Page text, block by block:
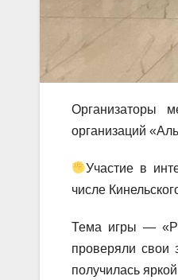
Организаторы
организаций
Участие в
числе
Тема игры —
проверяли свои
получилась